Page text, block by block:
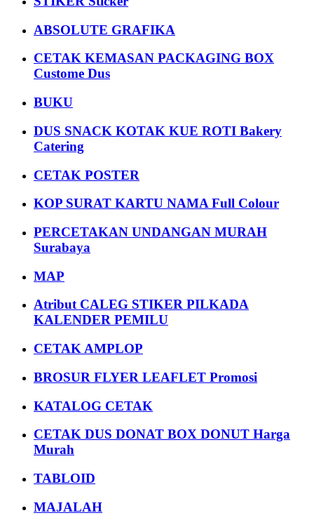
ABSOLUTE GRAFIKA
CETAK KEMASAN PACKAGING BOX
Custome Dus
BUKU
DUS SNACK KOTAK KUE ROTI Bakery
Catering
CETAK POSTER
KOP SURAT KARTU NAMA Full Colour
PERCETAKAN UNDANGAN MURAH
Surabaya
MAP
Atribut CALEG STIKER PILKADA
KALENDER PEMILU
CETAK AMPLOP
BROSUR FLYER LEAFLET Promosi
KATALOG CETAK
CETAK DUS DONAT BOX DONUT Harga
Murah
TABLOID
MAJALAH